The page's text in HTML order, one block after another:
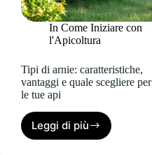
In Come Iniziare con
l'Apicoltura
Tipi di arnie: caratteristiche,
vantaggi e quale scegliere per
le tue api
Leggi di più
Tipi